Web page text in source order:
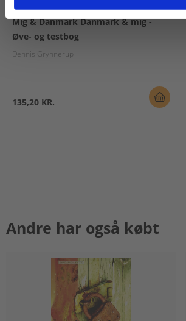
Mig & Danmark Danmark & mig -
Øve- og testbog
Dennis Grynnerup
135,20 KR.
Andre har også købt